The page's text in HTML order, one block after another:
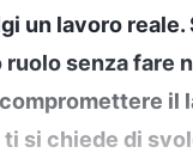
un lavoro
senza fare
il
si chiede di